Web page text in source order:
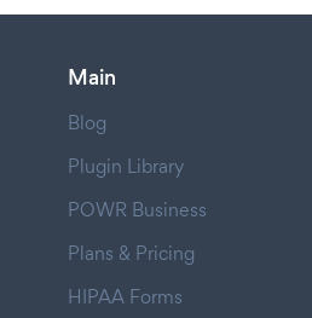
Main
Blog
Plugin Library
POWR Business
Plans & Pricing
HIPAA Forms